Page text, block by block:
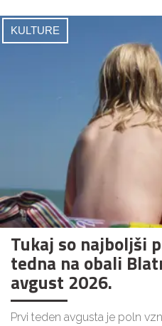
KULTURE
Tukaj so najboljši
tedna na obali
avgust 2026.
Prvi teden avgusta je poln